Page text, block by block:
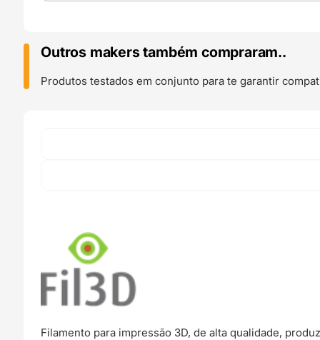
Outros makers também compraram..
Produtos testados em conjunto para te garantir
Filamento para impressão 3D, de alta qualidade,